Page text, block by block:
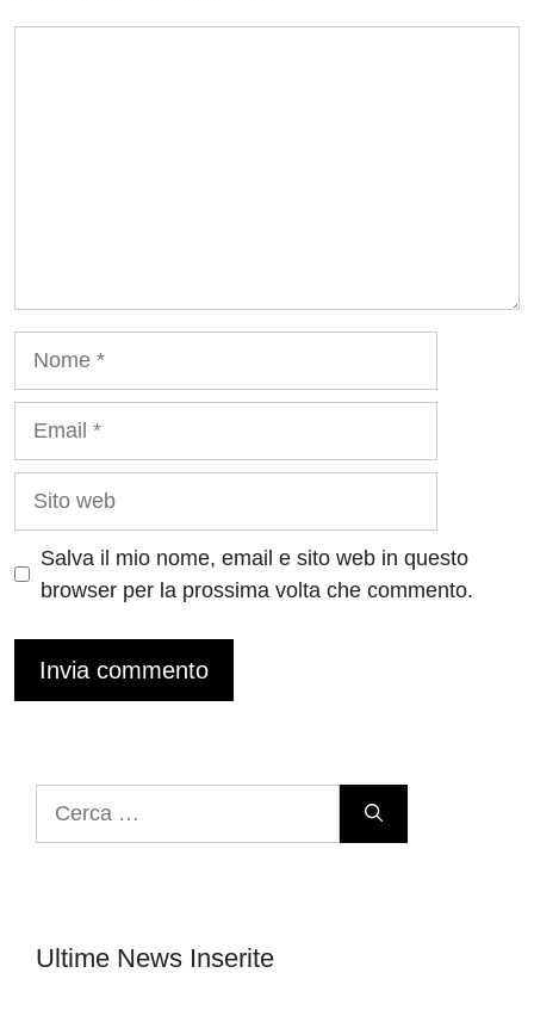
Salva il mio nome, email e sito web in questo
browser per la prossima volta che commento.
Ultime News Inserite